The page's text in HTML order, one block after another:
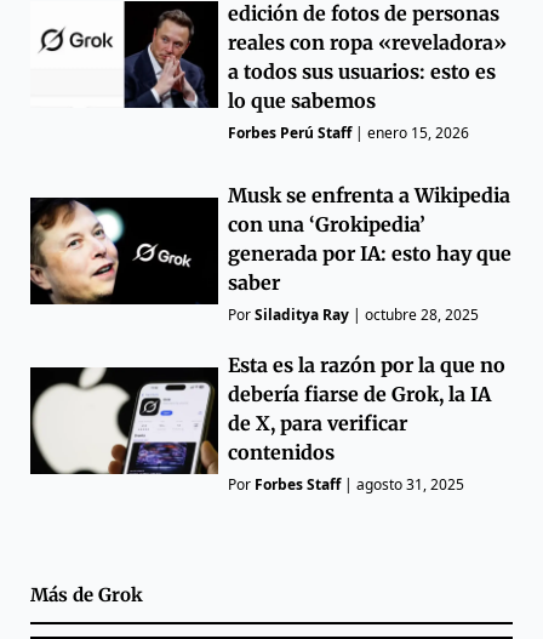
edición de fotos de personas
reales con ropa «reveladora»
a todos sus usuarios: esto es
lo que sabemos
Forbes Perú Staff|enero 15, 2026
Musk se enfrenta a Wikipedia
con una ‘Grokipedia’
generada por IA: esto hay que
saber
PorSiladitya Ray |octubre 28, 2025
Esta es la razón por la que no
debería fiarse de Grok, la IA
de X, para verificar
contenidos
Por Forbes Staff|agosto 31, 2025
Más de Grok